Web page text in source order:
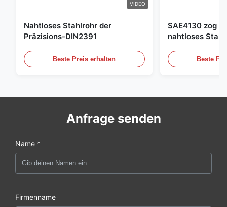
VIDEO
Nahtloses Stahlrohr der
Präzisions-DIN2391
Beste Preis erhalten
SAE4130 zog
nahtloses
Beste
Anfrage senden
Name *
Firmenname